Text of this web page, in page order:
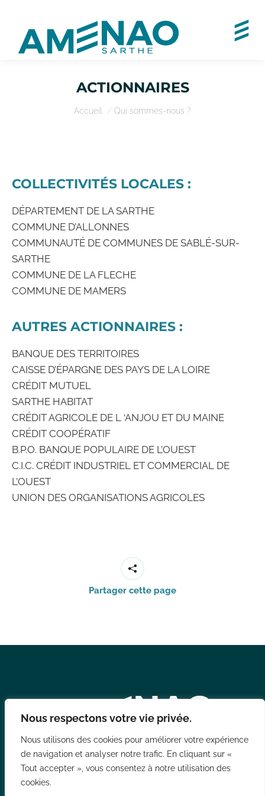
Nous respectons votre vie privée.
Nous utilisons des cookies pour améliorer votre expérience
de navigation et analyser notre trafic. En cliquant sur «
Tout accepter », vous consentez à notre utilisation des
cookies.
ACTIONNAIRES
Vous êtes ici :
Accueil Qui sommes-nous ?
COLLECTIVITÉS LOCALES :
DÉPARTEMENT DE LA SARTHE
COMMUNE D’ALLONNES
COMMUNAUTÉ DE COMMUNES DE SABLÉ-SUR-
SARTHE
COMMUNE DE LA FLECHE
COMMUNE DE MAMERS
AUTRES ACTIONNAIRES :
BANQUE DES TERRITOIRES
CAISSE D’ÉPARGNE DES PAYS DE LA LOIRE
CRÉDIT MUTUEL
SARTHE HABITAT
CRÉDIT AGRICOLE DE L ‘ANJOU ET DU MAINE
CRÉDIT COOPÉRATIF
B.P.O. BANQUE POPULAIRE DE L’OUEST
C.I.C. CRÉDIT INDUSTRIEL ET COMMERCIAL DE
L’OUEST
UNION DES ORGANISATIONS AGRICOLES
Partager cette page
158 avenue Bollée – 72000 Le Mans